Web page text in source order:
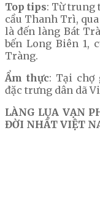
Top tips: Từ trung
cầu Thanh Trì,
là đến làng Bát
bến Long Biên 1,
Tràng.
Ẩm thực: Tại chợ
đặc trưng dân dã
LÀNG LỤA VẠN
ĐỜI NHẤT VIỆT